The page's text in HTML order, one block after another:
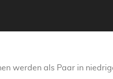
werden als Paar in